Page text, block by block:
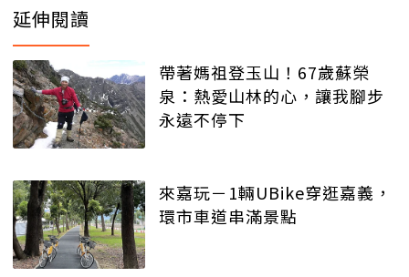
延伸閱讀
帶著媽祖登玉山！67歲蘇榮
泉：熱愛山林的心，讓我腳步
永遠不停下
來嘉玩－1輛UBike穿逛嘉義，
環市車道串滿景點